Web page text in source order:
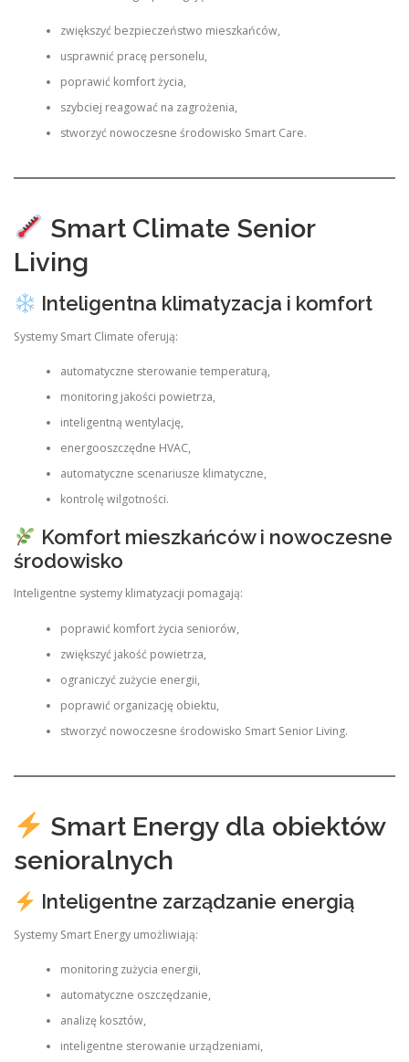
zwiększyć bezpieczeństwo mieszkańców,
usprawnić pracę personelu,
poprawić komfort życia,
szybciej reagować na zagrożenia,
stworzyć nowoczesne środowisko Smart Care.
Smart Climate Senior
Living
Inteligentna klimatyzacja i komfort
Systemy Smart Climate oferują:
automatyczne sterowanie temperaturą,
monitoring jakości powietrza,
inteligentną wentylację,
energooszczędne HVAC,
automatyczne scenariusze klimatyczne,
kontrolę wilgotności.
Komfort mieszkańców i nowoczesne
środowisko
Inteligentne systemy klimatyzacji pomagają:
poprawić komfort życia seniorów,
zwiększyć jakość powietrza,
ograniczyć zużycie energii,
poprawić organizację obiektu,
stworzyć nowoczesne środowisko Smart Senior Living.
Smart Energy dla obiektów
senioralnych
Inteligentne zarządzanie energią
Systemy Smart Energy umożliwiają:
monitoring zużycia energii,
automatyczne oszczędzanie,
analizę kosztów,
inteligentne sterowanie urządzeniami,